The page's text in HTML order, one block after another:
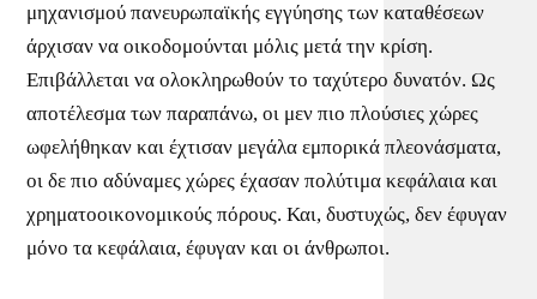
μηχανισμού πανευρωπαϊκής εγγύησης των καταθέσεων
άρχισαν να οικοδομούνται μόλις μετά την κρίση.
Επιβάλλεται να ολοκληρωθούν το ταχύτερο δυνατόν. Ως
αποτέλεσμα των παραπάνω, οι μεν πιο πλούσιες χώρες
ωφελήθηκαν και έχτισαν μεγάλα εμπορικά πλεονάσματα,
οι δε πιο αδύναμες χώρες έχασαν πολύτιμα κεφάλαια και
χρηματοοικονομικούς πόρους. Και, δυστυχώς, δεν έφυγαν
μόνο τα κεφάλαια, έφυγαν και οι άνθρωποι.